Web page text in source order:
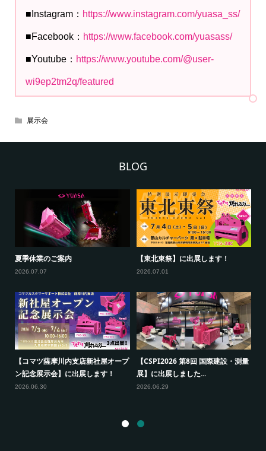
■Instagram： https://www.instagram.com/yuasa_ss/
■Facebook： https://www.facebook.com/yuasass/
■Youtube： https://www.youtube.com/@user-
wi9ep2tm2q/featured
展示会
BLOG
夏季休業のご案内
2026.07.07
【東北東祭】に出展します！
2026.07.01
【コマツ薩摩川内支店新社屋オープ
ン記念展示会】に出展します！
2026.06.30
【CSPI2026 第8回 国際建設・測量
展】に出展しました...
2026.06.29